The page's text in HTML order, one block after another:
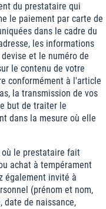
du prestataire qui
le paiement par carte de
dans le cadre du
les informations
et le numéro de
le contenu de votre
conformément à l'article
la transmission de vos
but de traiter le
dans la mesure où elle
où le prestataire fait
achat à tempérament
également invité à
(prénom et nom,
date de naissance,